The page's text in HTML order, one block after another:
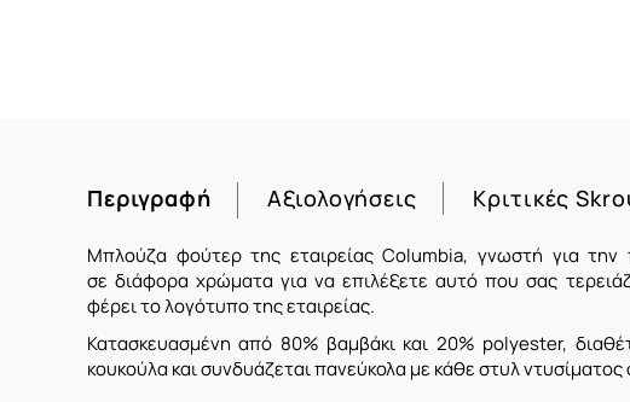
Περιγραφή Αξιολογήσεις Κριτικές
Μπλούζα φούτερ της εταιρείας Columbia, γνωστή για
σε διάφορα χρώματα για να επιλέξετε αυτό που σας
φέρει το λογότυπο της εταιρείας.
Κατασκευασμένη από 80% βαμβάκι και 20% polyester,
κουκούλα και συνδυάζεται πανεύκολα με κάθε στυλ ντυσίματος